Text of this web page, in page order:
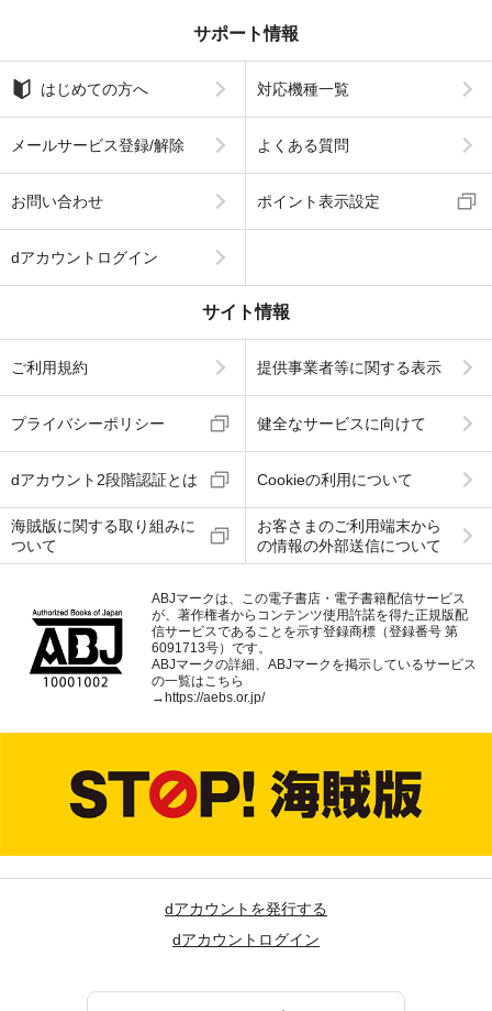
サポート情報
はじめての方へ 対応機種一覧
メールサービス登録/解除 よくある質問
お問い合わせ ポイント表示設定
dアカウントログイン
サイト情報
ご利用規約 提供事業者等に関する表示
プライバシーポリシー 健全なサービスに向けて
dアカウント2段階認証とは Cookieの利用について
海賊版に関する取り組みに
ついて
お客さまのご利用端末から
の情報の外部送信について
ABJマークは、この電子書店・電子書籍配信サービス
が、著作権者からコンテンツ使用許諾を得た正規版配
信サービスであることを示す登録商標（登録番号 第
6091713号）です。
ABJマークの詳細、ABJマークを掲示しているサービス
の一覧はこちら
→ https://aebs.or.jp/
dアカウントを発行する
dアカウントログイン